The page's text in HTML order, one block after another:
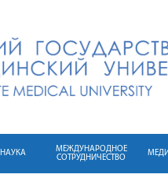
НАУКА
МЕЖДУНАРОДНОЕ
СОТРУДНИЧЕСТВО